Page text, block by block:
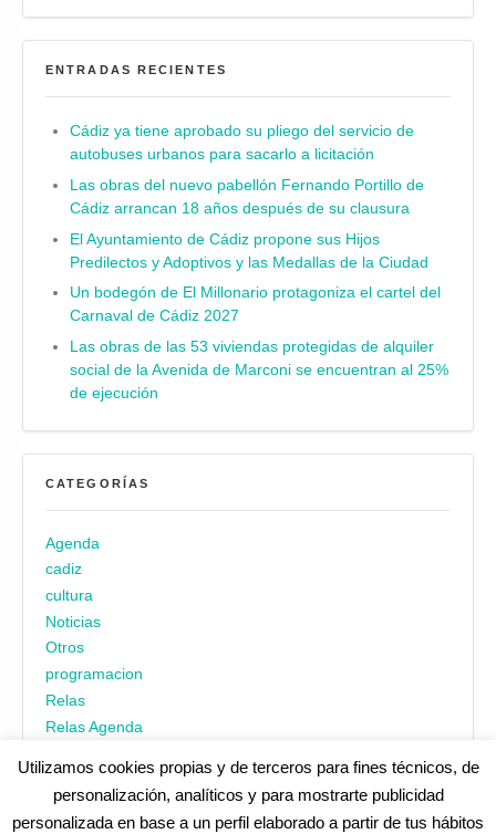
ENTRADAS RECIENTES
Cádiz ya tiene aprobado su pliego del servicio de
autobuses urbanos para sacarlo a licitación
Las obras del nuevo pabellón Fernando Portillo de
Cádiz arrancan 18 años después de su clausura
El Ayuntamiento de Cádiz propone sus Hijos
Predilectos y Adoptivos y las Medallas de la Ciudad
Un bodegón de El Millonario protagoniza el cartel del
Carnaval de Cádiz 2027
Las obras de las 53 viviendas protegidas de alquiler
social de la Avenida de Marconi se encuentran al 25%
de ejecución
CATEGORÍAS
Agenda
cadiz
cultura
Noticias
Otros
programacion
Relas
Relas Agenda
Utilizamos cookies propias y de terceros para fines técnicos, de
personalización, analíticos y para mostrarte publicidad
personalizada en base a un perfil elaborado a partir de tus hábitos